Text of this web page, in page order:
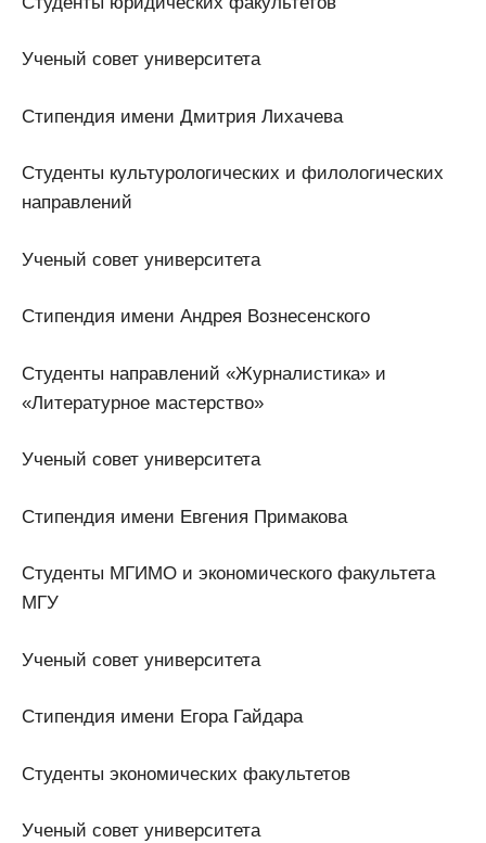
Ученый совет университета
Стипендия имени Дмитрия Лихачева
Студенты культурологических и филологических
направлений
Ученый совет университета
Стипендия имени Андрея Вознесенского
Студенты направлений «Журналистика» и
«Литературное мастерство»
Ученый совет университета
Стипендия имени Евгения Примакова
Студенты МГИМО и экономического факультета
МГУ
Ученый совет университета
Стипендия имени Егора Гайдара
Студенты экономических факультетов
Ученый совет университета